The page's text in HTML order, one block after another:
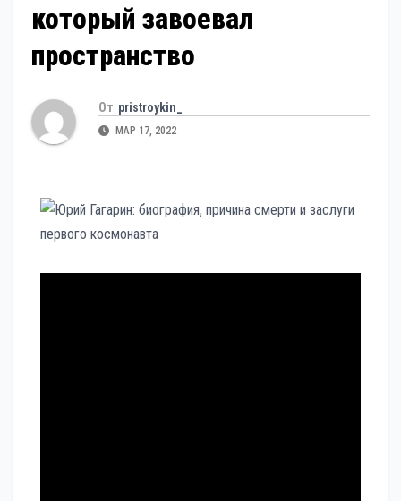
который завоевал
пространство
От pristroykin_
МАР 17, 2022